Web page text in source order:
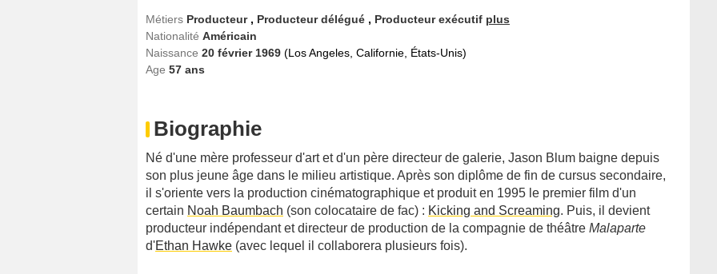
Métiers Producteur , Producteur délégué , Producteur exécutif plus
Nationalité Américain
Naissance 20 février 1969 (Los Angeles, Californie, États-Unis)
Age 57 ans
Biographie
Né d'une mère professeur d'art et d'un père directeur de galerie, Jason Blum baigne depuis
son plus jeune âge dans le milieu artistique. Après son diplôme de fin de cursus secondaire,
il s'oriente vers la production cinématographique et produit en 1995 le premier film d'un
certain Noah Baumbach (son colocataire de fac) : Kicking and Screaming. Puis, il devient
producteur indépendant et directeur de production de la compagnie de théâtre Malaparte
d'Ethan Hawke (avec lequel il collaborera plusieurs fois).